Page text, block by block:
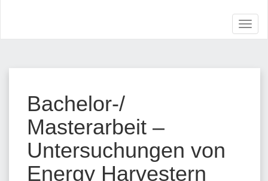
Bachelor-/
Masterarbeit –
Untersuchungen von
Energy Harvestern